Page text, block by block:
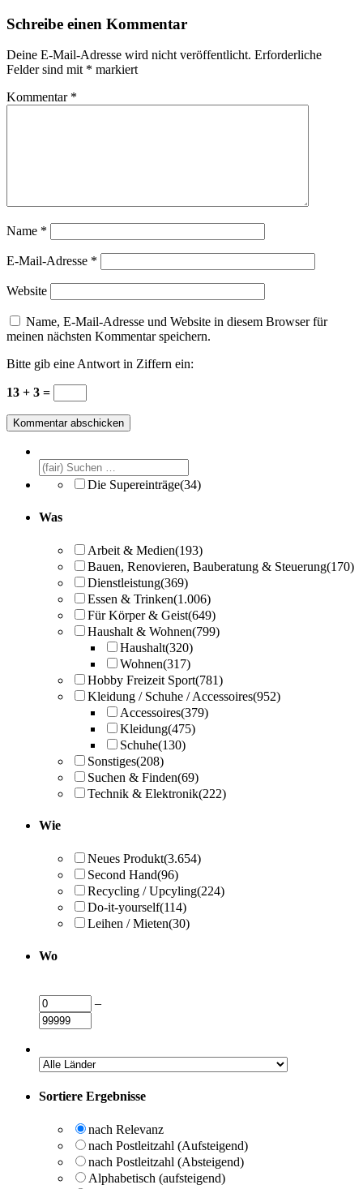
Schreibe einen Kommentar
Deine E-Mail-Adresse wird nicht veröffentlicht. Erforderliche
Felder sind mit * markiert
Kommentar *
Name *
E-Mail-Adresse *
Website
Name, E-Mail-Adresse und Website in diesem Browser für
meinen nächsten Kommentar speichern.
Bitte gib eine Antwort in Ziffern ein:
13 + 3 =
Die Supereinträge(34)
Was
Arbeit & Medien(193)
Bauen, Renovieren, Bauberatung & Steuerung(170)
Dienstleistung(369)
Essen & Trinken(1.006)
Für Körper & Geist(649)
Haushalt & Wohnen(799)
Haushalt(320)
Wohnen(317)
Hobby Freizeit Sport(781)
Kleidung / Schuhe / Accessoires(952)
Accessoires(379)
Kleidung(475)
Schuhe(130)
Sonstiges(208)
Suchen & Finden(69)
Technik & Elektronik(222)
Wie
Neues Produkt(3.654)
Second Hand(96)
Recycling / Upcyling(224)
Do-it-yourself(114)
Leihen / Mieten(30)
Wo
–
Sortiere Ergebnisse
nach Relevanz
nach Postleitzahl (Aufsteigend)
nach Postleitzahl (Absteigend)
Alphabetisch (aufsteigend)